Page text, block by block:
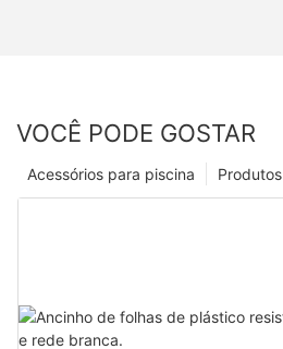
VOCÊ PODE GOSTAR
Produtos
Acessórios para piscina